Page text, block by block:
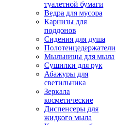
туалетной бумаги
Ведра для мусора
Карнизы для
поддонов
Сидения для душа
Полотенцедержатели
Мыльницы для мыла
Сушилки для рук
Абажуры для
светильника
Зеркала
косметические
Диспенсеры для
жидкого мыла